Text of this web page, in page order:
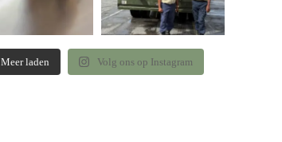
Meer laden Volg ons op Instagram